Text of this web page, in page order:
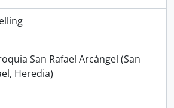
San Rafael Arcángel (San
Heredia)